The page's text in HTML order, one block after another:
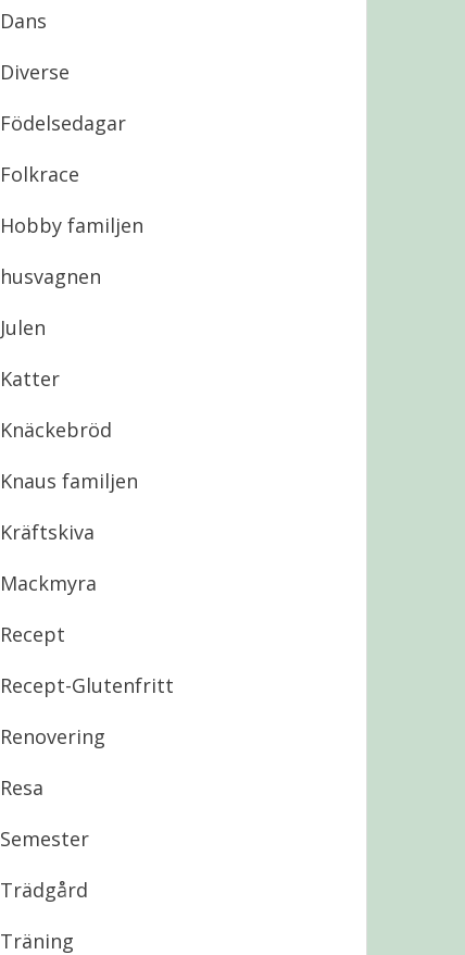
Dans
Diverse
Födelsedagar
Folkrace
Hobby familjen
husvagnen
Julen
Katter
Knäckebröd
Knaus familjen
Kräftskiva
Mackmyra
Recept
Recept-Glutenfritt
Renovering
Resa
Semester
Trädgård
Träning